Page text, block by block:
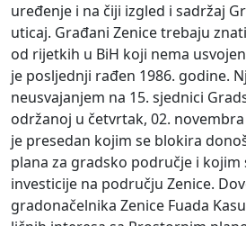
uređenje i na čiji izgled i sadržaj
uticaj. Građani Zenice trebaju
od rijetkih u BiH koji nema
je posljednji rađen 1986. godine.
neusvajanjem na 15. sjednici
održanoj u četvrtak, 02.
je presedan kojim se blokira
plana za gradsko područje i kojim
investicije na području Zenice.
gradonačelnika Zenice Fuada